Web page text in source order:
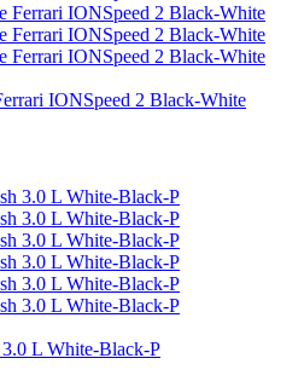
IONSpeed 2 Black-White
L White-Black-P